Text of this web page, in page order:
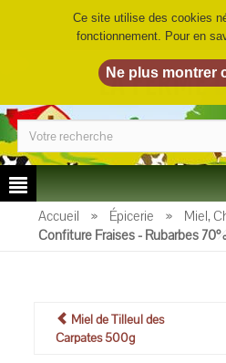
LA FERME
Accueil » Épicerie » Miel,
Confiture Fraises - Rubarbes
Miel de Tilleul des
Carpates 500g
Ce site utilise des cookies
fonctionnement. Pour en